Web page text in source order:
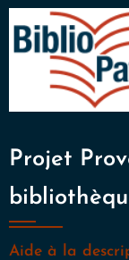
Projet
Aide à la